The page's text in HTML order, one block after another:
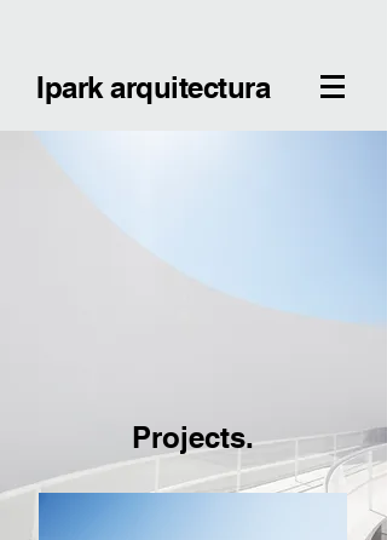
Ipark arquitectura
Projects.